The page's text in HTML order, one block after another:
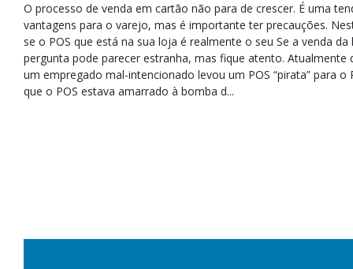
O processo de venda em cartão não para de crescer. É uma
vantagens para o varejo, mas é importante ter precauções.
se o POS que está na sua loja é realmente o seu Se a venda
pergunta pode parecer estranha, mas fique atento.
um empregado mal-intencionado levou um POS “pirata” para
que o POS estava amarrado à bomba d...